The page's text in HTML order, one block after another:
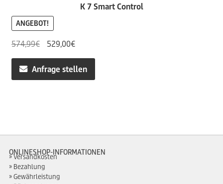
K 7 Smart Control
ANGEBOT!
574,99€
Ursprünglicher
Preis
war:
574,99€
529,00€Aktueller
Preis
ist:
529,00€.
Anfrage stellen
ONLINESHOP-INFORMATIONEN
Versandkosten
Bezahlung
Gewährleistung